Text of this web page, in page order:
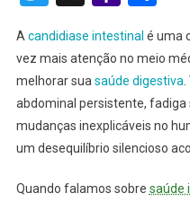
A candidiase intestinal é uma
vez mais atenção no meio
melhorar sua saúde digestiva
abdominal persistente,
mudanças inexplicáveis no
um desequilíbrio silencioso
Quando falamos sobre saúde